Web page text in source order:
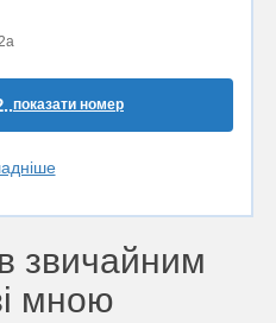
показати номер
звичайним
мною